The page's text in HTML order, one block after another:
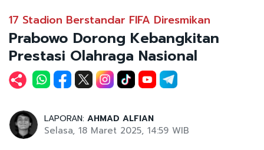
17 Stadion Berstandar FIFA Diresmikan
Prabowo Dorong Kebangkitan
Prestasi Olahraga Nasional
LAPORAN: AHMAD ALFIAN
Selasa, 18 Maret 2025, 14:59 WIB